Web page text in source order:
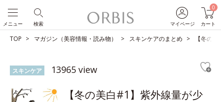
マイページ
0
カート
検索
メニュー
TOP マガジン（美容情報・読み物） スキンケアのまとめ 【冬の
スキンケア 13965 view
【冬の美白#1】紫外線量が少